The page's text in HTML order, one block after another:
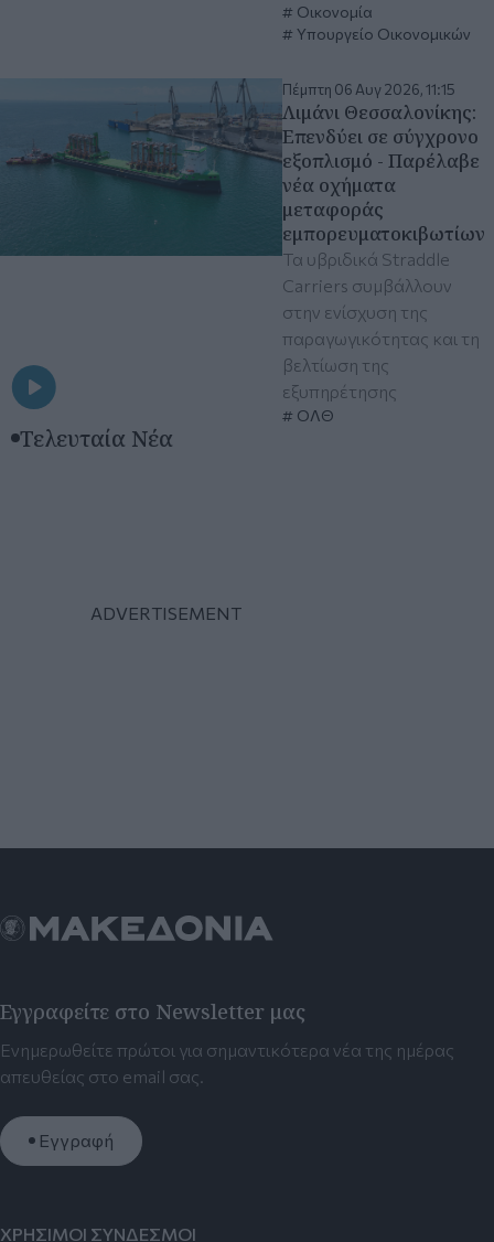
Οικονομία
Υπουργείο Οικονομικών
Πέμπτη 06 Αυγ 2026, 11:15
Λιμάνι Θεσσαλονίκης:
Eπενδύει σε σύγχρονο
εξοπλισμό - Παρέλαβε
νέα οχήματα
μεταφοράς
εμπορευματοκιβωτίων
Τα υβριδικά Straddle
Carriers συμβάλλουν
στην ενίσχυση της
παραγωγικότητας και τη
βελτίωση της
εξυπηρέτησης
ΟΛΘ
Τελευταία Νέα
Εγγραφείτε στο Newsletter μας
Ενημερωθείτε πρώτοι για σημαντικότερα νέα της ημέρας
απευθείας στο email σας.
Εγγραφή
ΧΡΗΣΙΜΟΙ ΣΥΝΔΕΣΜΟΙ